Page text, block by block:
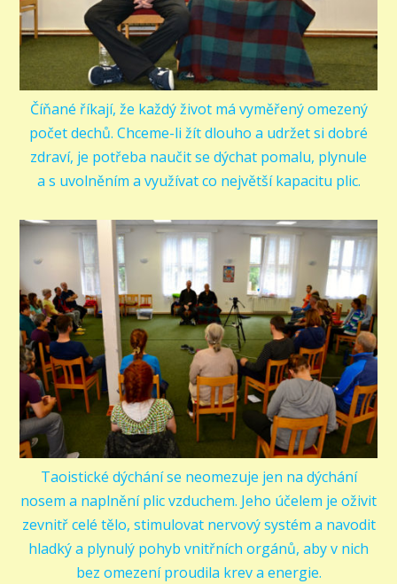
Číňané říkají, že každý život má vyměřený omezený
počet dechů. Chceme-li žít dlouho a udržet si dobré
zdraví, je potřeba naučit se dýchat pomalu, plynule
a s uvolněním a využívat co největší kapacitu plic.
Taoistické dýchání se neomezuje jen na dýchání
nosem a naplnění plic vzduchem. Jeho účelem je oživit
zevnitř celé tělo, stimulovat nervový systém a navodit
hladký a plynulý pohyb vnitřních orgánů, aby v nich
bez omezení proudila krev a energie.